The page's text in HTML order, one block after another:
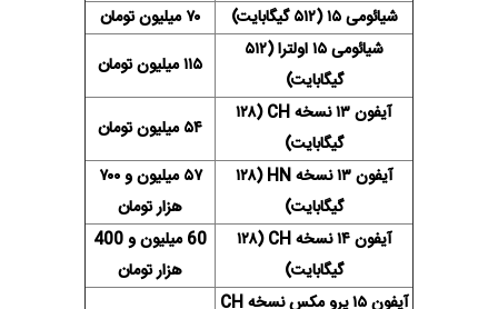
شیائومی ۱۵ (۵۱۲ گیگابایت)
۷۰ میلیون تومان
شیائومی ۱۵ اولترا (۵۱۲
گیگابایت)
۱۱۵ میلیون تومان
آیفون ۱۳ نسخه CH (۱۲۸
گیگابایت)
۵۴ میلیون تومان
آیفون ۱۳ نسخه HN (۱۲۸
گیگابایت)
۵۷ میلیون و ۷۰۰
هزار تومان
آیفون ۱۴ نسخه CH (۱۲۸
گیگابایت)
60 میلیون و 400
هزار تومان
آیفون ۱۵ پرو مکس نسخه CH